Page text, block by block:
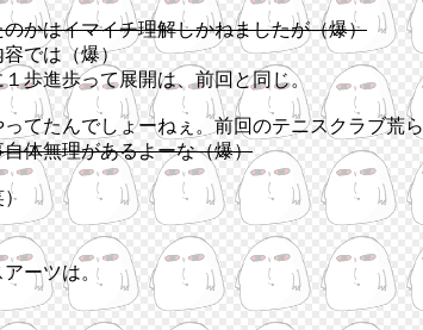
かはイマイチ理解しかねましたが（爆）
では（爆）
歩進歩って展開は、前回と同じ。
てたんでしょーねぇ。前回のテニスクラブ荒ら
体無理があるよーな（爆）
ーツは。